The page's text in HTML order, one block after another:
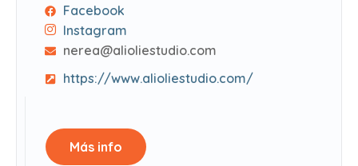
Facebook
Instagram
nerea@alioliestudio.com
https://www.alioliestudio.com/
Más info